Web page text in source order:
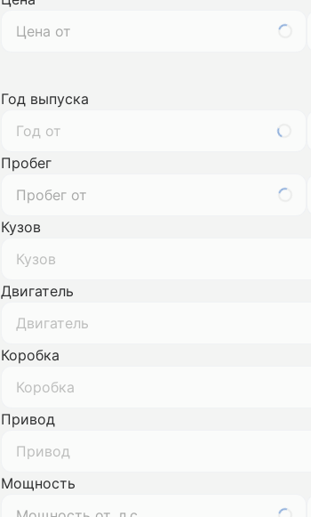
Год выпуска
Год от
Пробег
Кузов
Кузов
Двигатель
Двигатель
Коробка
Коробка
Привод
Привод
Мощность